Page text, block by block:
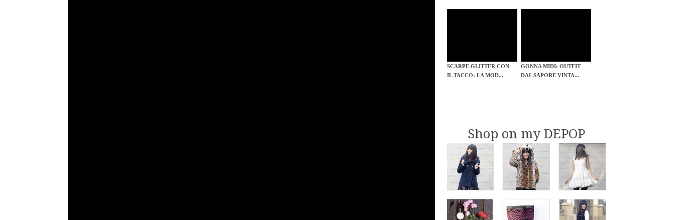
SCARPE GLITTER CON
IL TACCO: LA MOD...
GONNA MIDI: OUTFIT
DAL SAPORE VINTA...
Shop on my DEPOP